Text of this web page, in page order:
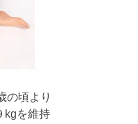
の頃より
kgを維持